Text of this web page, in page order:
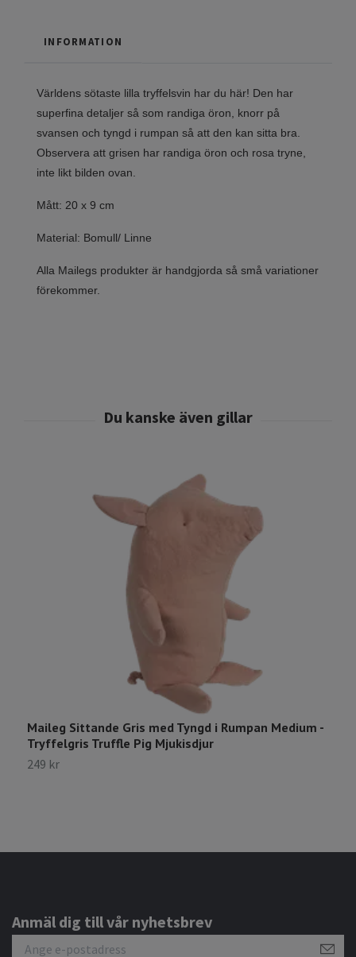
INFORMATION
Världens sötaste lilla tryffelsvin har du här! Den har
superfina detaljer så som randiga öron, knorr på
svansen och tyngd i rumpan så att den kan sitta bra.
Observera att grisen har randiga öron och rosa tryne,
inte likt bilden ovan.
Mått: 20 x 9 cm
Material: Bomull/ Linne
Alla Mailegs produkter är handgjorda så små variationer
förekommer.
Maileg Sittande Gris med Tyngd i Rumpan Medium -
Tryffelgris Truffle Pig Mjukisdjur
249 kr
Anmäl dig till vår nyhetsbrev